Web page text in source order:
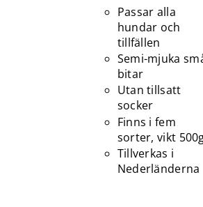
Passar alla
hundar och
tillfällen
Semi-mjuka
bitar
Utan tillsatt
socker
Finns i fem
sorter, vikt
Tillverkas i
Nederländerna